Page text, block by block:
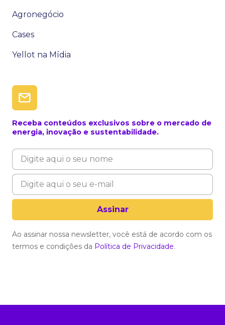
Agronegócio
Cases
Yellot na Mídia
Receba conteúdos exclusivos sobre o mercado de
energia, inovação e sustentabilidade.
Ao assinar nossa newsletter, você está de acordo com os
termos e condições da Política de Privacidade.